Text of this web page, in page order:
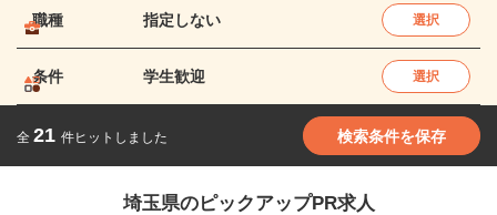
職種 指定しない 選択
条件 学生歓迎 選択
全 21 件ヒットしました 検索条件を保存
埼玉県のピックアップPR求人